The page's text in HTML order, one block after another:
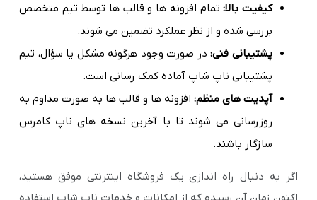
کیفیت بالا:تمام افزونه ها و قالب ها توسط تیم متخصص
بررسی شده و از نظر عملکرد تضمین می شوند.
پشتیبانی فنی:در صورت وجود هرگونه مشکل یا سؤال، تیم
پشتیبانی ناپ شاپ آماده کمک رسانی است.
آپدیت های منظم: افزونه ها و قالب ها به صورت مداوم به
روزرسانی می شوند تا با آخرین نسخه های ناپ کامرس
سازگار باشند.
اگر به دنبال راه اندازی یک فروشگاه اینترنتی موفق هستید،